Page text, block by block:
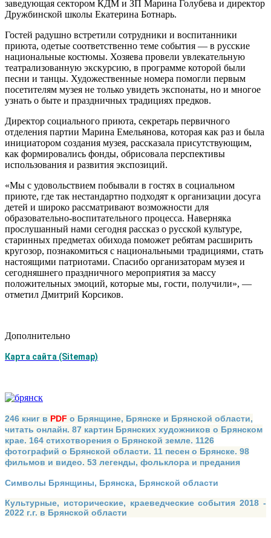
заведующая сектором КДМ и ЗП Марина Голубева и директор
Дружбинской школы Екатерина Ботнарь.
Гостей радушно встретили сотрудники и воспитанники
приюта, одетые соответственно теме события — в русские
национальные костюмы. Хозяева провели увлекательную
театрализованную экскурсию, в программе которой были
песни и танцы. Художественные номера помогли первым
посетителям музея не только увидеть экспонаты, но и многое
узнать о быте и праздничных традициях предков.
Директор социального приюта, секретарь первичного
отделения партии Марина Емельянова, которая как раз и была
инициатором создания музея, рассказала присутствующим,
как формировались фонды, обрисовала перспективы
использования и развития экспозиций.
«Мы с удовольствием побывали в гостях в социальном
приюте, где так нестандартно подходят к организации досуга
детей и широко рассматривают возможности для
образовательно-воспитательного процесса. Наверняка
прослушанный нами сегодня рассказ о русской культуре,
старинных предметах обихода поможет ребятам расширить
кругозор, познакомиться с национальными традициями, стать
настоящими патриотами. Спасибо организаторам музея и
сегодняшнего праздничного мероприятия за массу
положительных эмоций, которые мы, гости, получили», —
отметил Дмитрий Корсиков.
Дополнительно
Карта сайта (Sitemap)
246 книг в PDF о Брянщине, Брянске и Брянской области,
читать онлайн. 87 картин Брянских художников о Брянском
крае. 164 стихотворения о Брянской земле. 1126
фотографий о Брянской области. 11 песен о Брянске. 98
фильмов и видео. 53 легенды, фольклора и предания
Символы Брянщины, Брянска, Брянской области
Культурные, исторические, краеведческие события 2018 -
2022 г.г. в Брянской области